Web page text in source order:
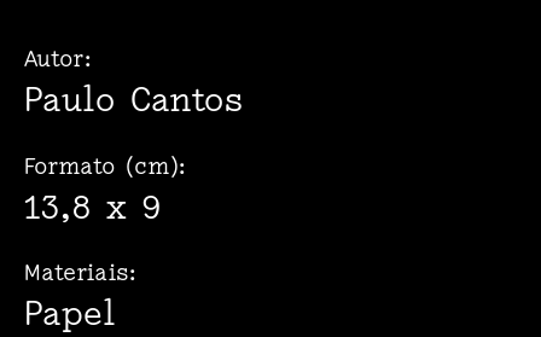
Autor:
Paulo Cantos
Formato (cm):
13,8 x 9
Materiais:
Papel